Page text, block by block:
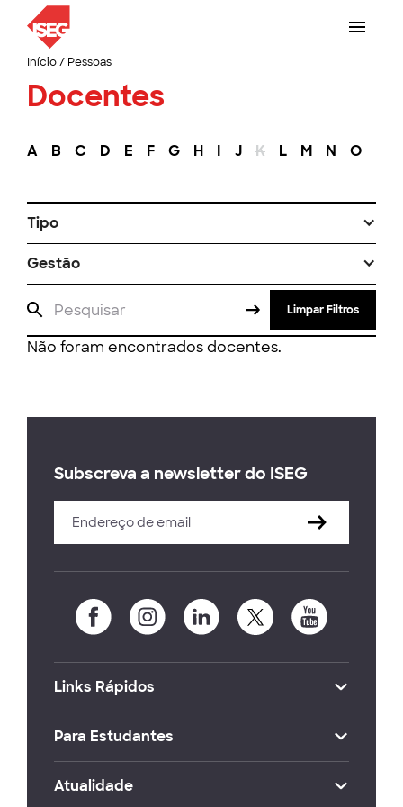
Início/ Pessoas
Docentes
A B C D E F G H I J K L M N O
Tipo
Gestão
Limpar Filtros
Não foram encontrados docentes.
Subscreva a newsletter do ISEG
Links Rápidos
Para Estudantes
Atualidade